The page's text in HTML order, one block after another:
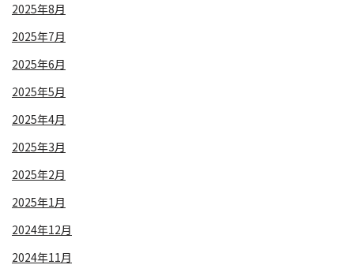
2025年8月
2025年7月
2025年6月
2025年5月
2025年4月
2025年3月
2025年2月
2025年1月
2024年12月
2024年11月